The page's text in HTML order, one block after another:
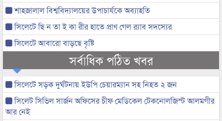
শাহজালাল বিশ্ববিদ্যালয়ের উপাচার্যকে অব্যাহতি
সিলেটে ছি ন তা ই কা রীর হাতে প্রাণ গেল র‌্যাব সদস্যের
সিলেটে আবারো বাড়ছে বৃষ্টি
সর্বাধিক পঠিত খবর
সিলেটে সড়ক দুর্ঘটনায় ইউপি চেয়ারম্যান সহ নিহত ২ জন
সিলেট সিভিল সার্জন অফিসের চীফ মেডিকেল টেকনোলজিস্ট আলমগীর
আর নেই